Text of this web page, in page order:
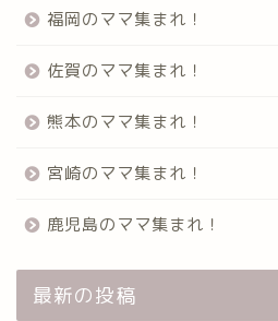
福岡のママ集まれ！
佐賀のママ集まれ！
熊本のママ集まれ！
宮崎のママ集まれ！
鹿児島のママ集まれ！
最新の投稿